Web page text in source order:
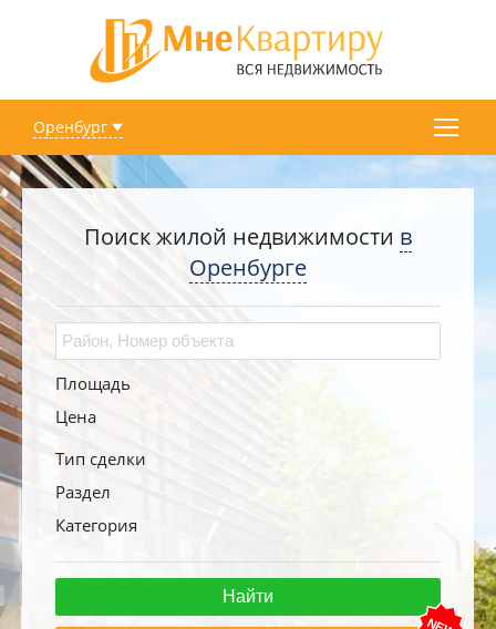
Оренбург
Поиск жилой недвижимости в
Оренбурге
Площадь
Цена
Тип сделки
Раздел
Категория